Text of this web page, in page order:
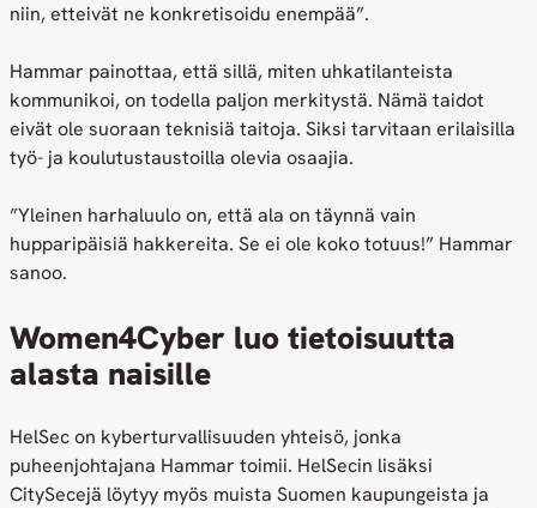
niin, etteivät ne konkretisoidu enempää”.
Hammar painottaa, että sillä, miten uhkatilanteista
kommunikoi, on todella paljon merkitystä. Nämä taidot
eivät ole suoraan teknisiä taitoja. Siksi tarvitaan erilaisilla
työ- ja koulutustaustoilla olevia osaajia.
”Yleinen harhaluulo on, että ala on täynnä vain
hupparipäisiä hakkereita. Se ei ole koko totuus!” Hammar
sanoo.
Women4Cyber luo tietoisuutta
alasta naisille
HelSec on kyberturvallisuuden yhteisö, jonka
puheenjohtajana Hammar toimii. HelSecin lisäksi
CitySecejä löytyy myös muista Suomen kaupungeista ja